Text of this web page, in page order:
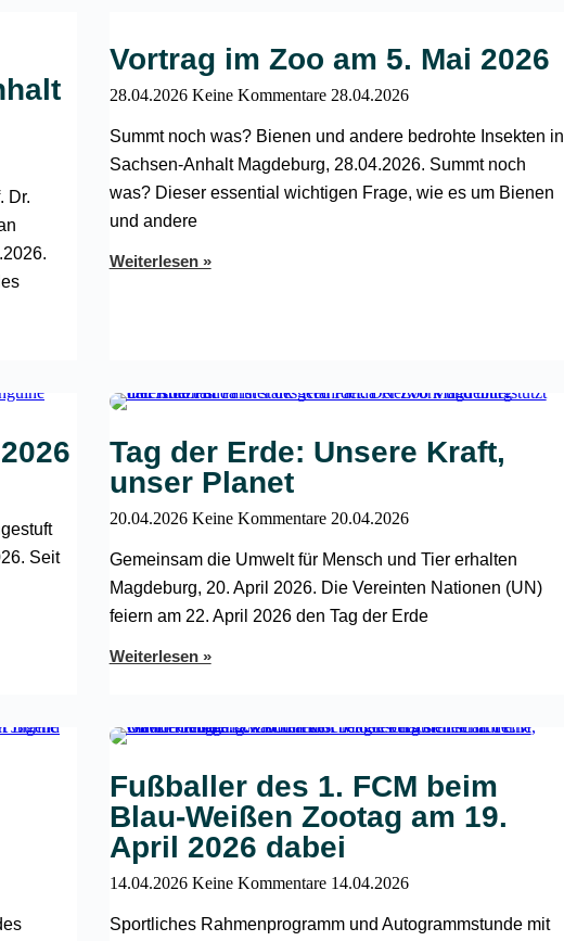
Dr.
Vortrag im Zoo am 5. Mai 2026
28.04.2026 Keine Kommentare 28.04.2026
Summt noch was? Bienen und andere bedrohte Insekten in
Sachsen-Anhalt Magdeburg, 28.04.2026. Summt noch
was? Dieser essential wichtigen Frage, wie es um Bienen
und andere
Weiterlesen »
Seit
Tag der Erde: Unsere Kraft,
unser Planet
20.04.2026 Keine Kommentare 20.04.2026
Gemeinsam die Umwelt für Mensch und Tier erhalten
Magdeburg, 20. April 2026. Die Vereinten Nationen (UN)
feiern am 22. April 2026 den Tag der Erde
Weiterlesen »
Fußballer des 1. FCM beim
Blau-Weißen Zootag am 19.
April 2026 dabei
14.04.2026 Keine Kommentare 14.04.2026
Sportliches Rahmenprogramm und Autogrammstunde mit